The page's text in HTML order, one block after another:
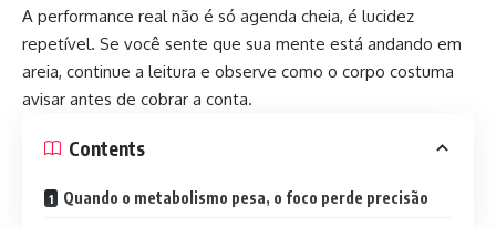
A performance real não é só agenda cheia, é lucidez
repetível. Se você sente que sua mente está andando em
areia, continue a leitura e observe como o corpo costuma
avisar antes de cobrar a conta.
Contents
Quando o metabolismo pesa, o foco perde precisão